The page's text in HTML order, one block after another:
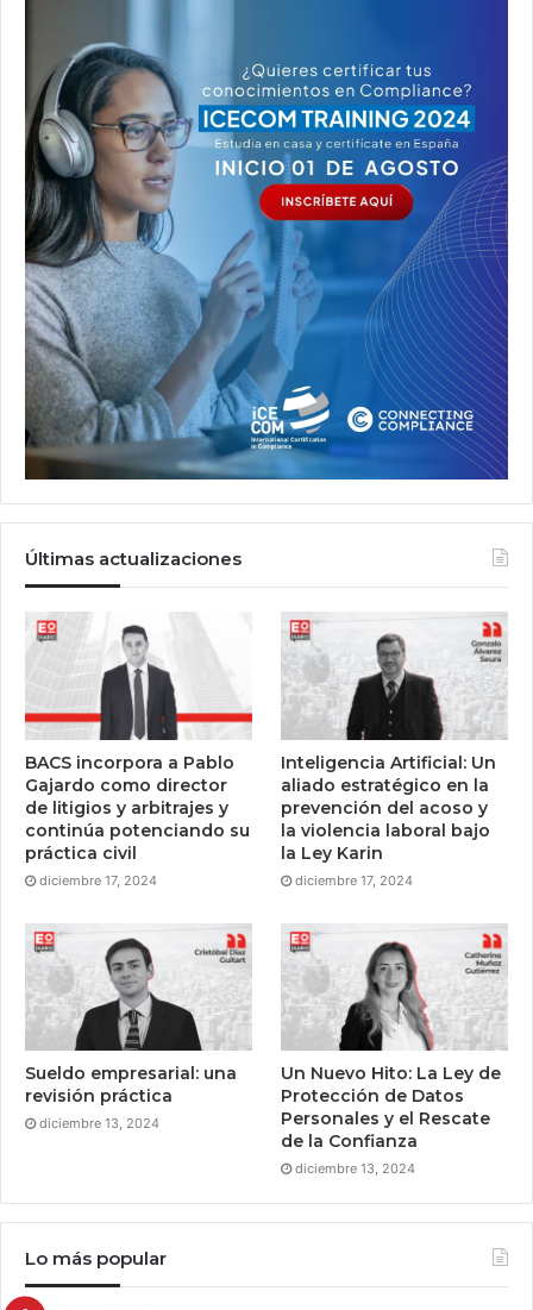
Últimas actualizaciones
BACS incorpora a Pablo
Gajardo como director
de litigios y arbitrajes y
continúa potenciando su
práctica civil
diciembre 17, 2024
Inteligencia Artificial: Un
aliado estratégico en la
prevención del acoso y
la violencia laboral bajo
la Ley Karin
diciembre 17, 2024
Sueldo empresarial: una
revisión práctica
diciembre 13, 2024
Un Nuevo Hito: La Ley de
Protección de Datos
Personales y el Rescate
de la Confianza
diciembre 13, 2024
Lo más popular